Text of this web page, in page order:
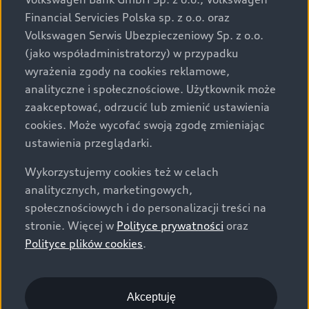
za dopłatą. Wiążące ustalenie ceny, wyposażenia i
specyfikacji pojazdu następują w umowie sprzedaży, a
określenie parametrów technicznych zawiera
świadectwo homologacji typu pojazdu. Zastrzegamy
sobie prawo do zmian i pomyłek. Wszelkie informacje
prezentowane na stronie są aktualne na dzień ich
zamieszczania. W celu uzyskania najnowszych
informacji prosimy kontaktować się z Partnerem Marki
Audi.
Wszystkie produkowane obecnie samochody marki Audi
są wykonywane z materiałów spełniających pod
względem możliwości odzysku i recyklingu wymagania
określone w normie ISO 22628 i są zgodne z
europejskimi świadectwami homologacji wydanymi wg
o.o. podlega obowiązkowi zapewnienia wszystkim
użytkownikom samochodów marki Volkswagen sieci
Financial Servicies Polska sp. z o.o. oraz
Volkswagen Serwis Ubezpieczeniowy Sp. z o.o.
(jako współadministratorzy) w przypadku
wyrażenia zgody na cookies reklamowe,
analityczne i społecznościowe. Użytkownik może
zaakceptować, odrzucić lub zmienić ustawienia
cookies. Może wycofać swoją zgodę zmieniając
ustawienia przeglądarki.
Wykorzystujemy cookies też w celach
analitycznych, marketingowych,
społecznościowych i do personalizacji treści na
stronie. Więcej w Polityce prywatności oraz
Polityce plików cookies.
Akceptuję